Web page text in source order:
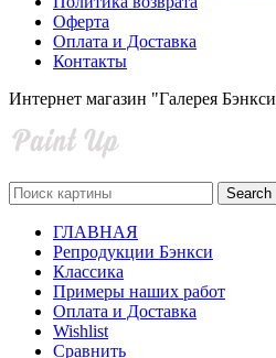
Оферта
Оплата и Доставка
Контакты
Интернет магазин "Галерея
Search
ГЛАВНАЯ
Репродукции Бэнкси
Классика
Примеры наших работ
Оплата и Доставка
Wishlist
Сравнить